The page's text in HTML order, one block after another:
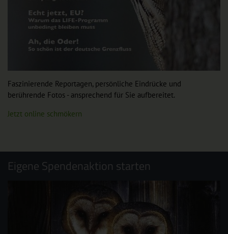
Faszinierende Reportagen, persönliche Eindrücke und
berührende Fotos - ansprechend für Sie aufbereitet.
Jetzt online schmökern
Eigene Spendenaktion starten